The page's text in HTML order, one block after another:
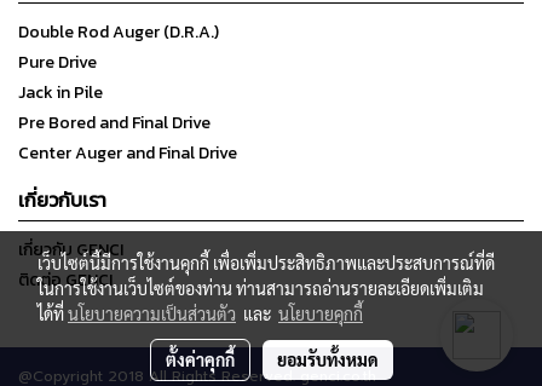
Double Rod Auger (D.R.A.)
Pure Drive
Jack in Pile
Pre Bored and Final Drive
Center Auger and Final Drive
เกี่ยวกับเรา
เกี่ยวกับ GENCI
ติดต่อ GENCI
@Copyright 2018 All Rights Reserved. genci.co.th
เว็บไซต์นี้มีการใช้งานคุกกี้ เพื่อเพิ่มประสิทธิภาพและประสบการณ์ที่ดี
ในการใช้งานเว็บไซต์ของท่าน ท่านสามารถอ่านรายละเอียดเพิ่มเติม
ได้ที่นโยบายความเป็นส่วนตัว และ นโยบายคุกกี้
ตั้งค่าคุกกี้ ยอมรับทั้งหมด